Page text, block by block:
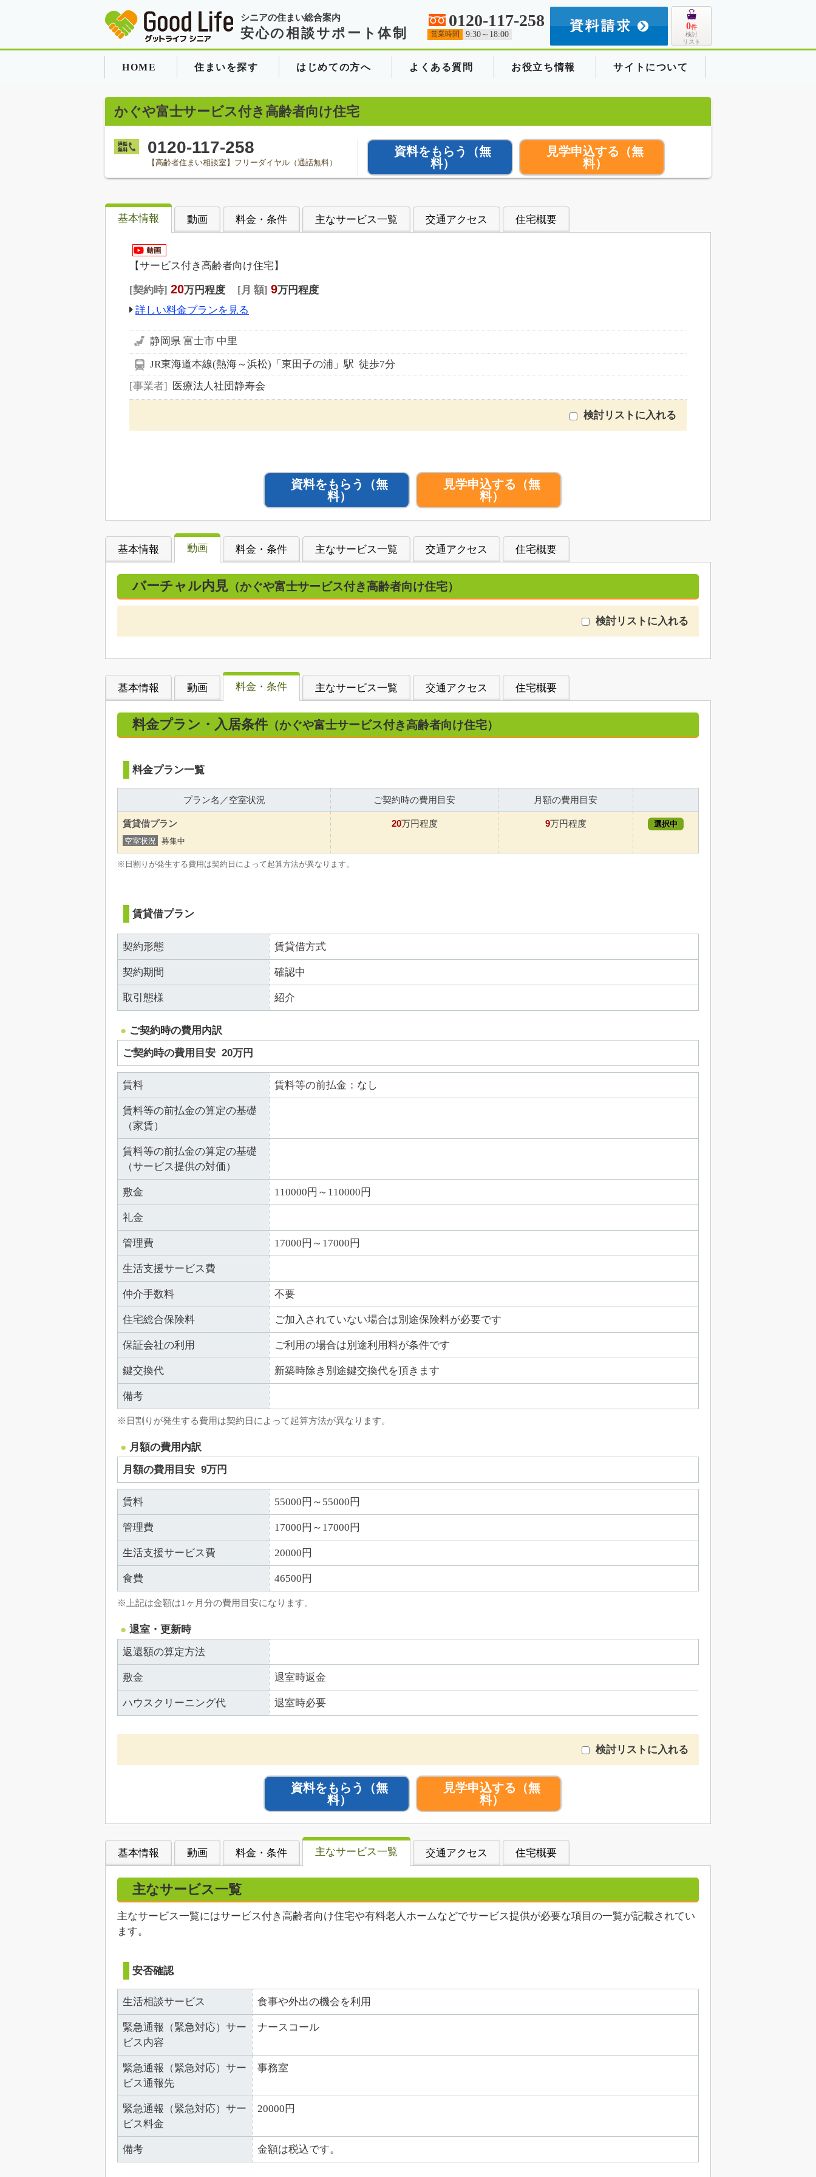
シニアの住まい総合案内
安心の相談サポート体制
0120-117-258
営業時間 9:30～18:00
0件
検討
リスト
HOME 住まいを探す はじめての方へ よくある質問 お役立ち情報 サイトについて
かぐや富士サービス付き高齢者向け住宅
0120-117-258
【高齢者住まい相談室】フリーダイヤル（通話無料）
資料をもらう
（無
料）
見学申込する （無
料）
基本情報 動画 料金・条件 主なサービス一覧 交通アクセス 住宅概要
【サービス付き高齢者向け住宅】
契約時 20万円程度 月 額 9万円程度
詳しい料金プランを見る
静岡県 富士市 中里
JR東海道本線(熱海～浜松)「東田子の浦」駅 徒歩7分
事業者
医療法人社団静寿会
検討リストに入れる
資料をもらう
（無
料）
見学申込する （無
料）
基本情報 動画 料金・条件 主なサービス一覧 交通アクセス 住宅概要
バーチャル内見 （かぐや富士サービス付き高齢者向け住宅）
検討リストに入れる
基本情報 動画 料金・条件 主なサービス一覧 交通アクセス 住宅概要
料金プラン・入居条件 （かぐや富士サービス付き高齢者向け住宅）
料金プラン一覧
プラン名／空室状況 ご契約時の費用目安 月額の費用目安
賃貸借プラン
空室状況 募集中
20万円程度 9万円程度 選択中
※日割りが発生する費用は契約日によって起算方法が異なります。
賃貸借プラン
契約形態 賃貸借方式
契約期間 確認中
取引態様 紹介
ご契約時の費用内訳
ご契約時の費用目安 20万円
賃料 賃料等の前払金：なし
賃料等の前払金の算定の基礎
（家賃）
賃料等の前払金の算定の基礎
（サービス提供の対価）
敷金 110000円～110000円
礼金
管理費 17000円～17000円
生活支援サービス費
仲介手数料 不要
住宅総合保険料 ご加入されていない場合は別途保険料が必要です
保証会社の利用 ご利用の場合は別途利用料が条件です
鍵交換代 新築時除き別途鍵交換代を頂きます
備考
※日割りが発生する費用は契約日によって起算方法が異なります。
月額の費用内訳
月額の費用目安 9万円
賃料 55000円～55000円
管理費 17000円～17000円
生活支援サービス費 20000円
食費 46500円
※上記は金額は1ヶ月分の費用目安になります。
退室・更新時
返還額の算定方法
敷金 退室時返金
ハウスクリーニング代 退室時必要
検討リストに入れる
資料をもらう
（無
料）
見学申込する （無
料）
基本情報 動画 料金・条件 主なサービス一覧 交通アクセス 住宅概要
主なサービス一覧
主なサービス一覧にはサービス付き高齢者向け住宅や有料老人ホームなどでサービス提供が必要な項目の一覧が記載されてい
ます。
安否確認
生活相談サービス 食事や外出の機会を利用
緊急通報（緊急対応）サー
ビス内容
ナースコール
緊急通報（緊急対応）サー
ビス通報先
事務室
緊急通報（緊急対応）サー
ビス料金
20000円
備考 金額は税込です。